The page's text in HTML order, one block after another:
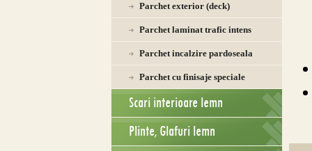
Parchet exterior (deck)
Parchet laminat trafic intens
Parchet incalzire pardoseala
Parchet cu finisaje speciale
Scari interioare lemn
Plinte, Glafuri lemn